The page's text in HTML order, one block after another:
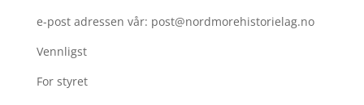
e-post adressen vår: post@nordmorehistorielag.no
Vennligst
For styret